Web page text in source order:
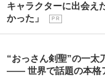
キャラクターに出会え
かった」
P R
“おっさん剣聖”の一太
―― 世界で話題の本格